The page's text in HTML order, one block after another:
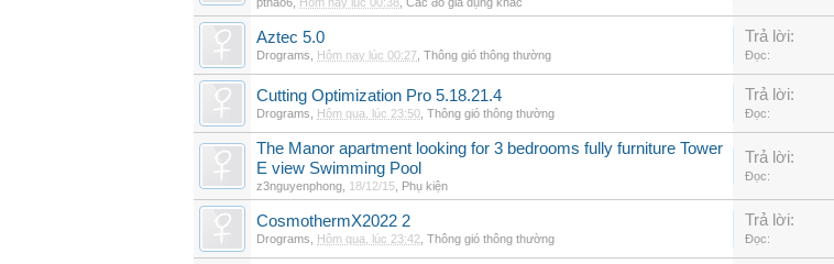
Aztec 5.0
Drograms Hôm nay lúc 00:27 Thông gió thông thường
Trả lời:
Đọc:
Cutting Optimization Pro 5.18.21.4
Drograms Hôm qua, lúc 23:50 Thông gió thông thường
Trả lời:
Đọc:
The Manor apartment looking for 3 bedrooms fully furniture Tower
E view Swimming Pool
z3nguyenphong 18/12/15 Phụ kiện
Trả lời:
Đọc:
CosmothermX2022 2
Drograms Hôm qua, lúc 23:42 Thông gió thông thường
Trả lời:
Đọc: